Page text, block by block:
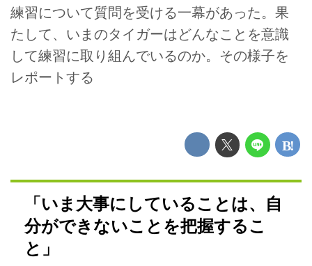
練習について質問を受ける一幕があった。果
たして、いまのタイガーはどんなことを意識
して練習に取り組んでいるのか。その様子を
レポートする
「いま大事にしていることは、自
分ができないことを把握するこ
と」